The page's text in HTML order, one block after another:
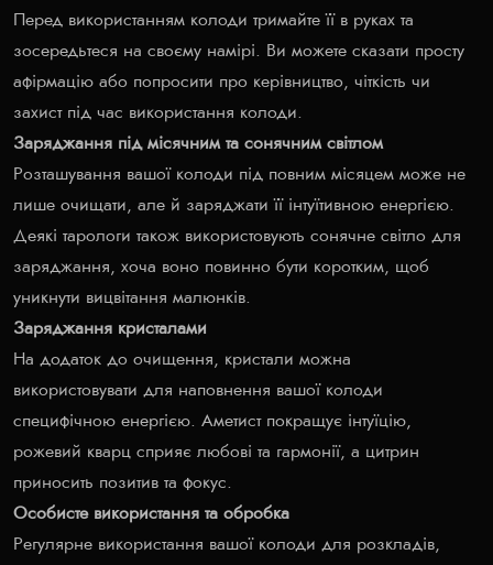
Перед використанням колоди тримайте її в руках та
зосередьтеся на своєму намірі. Ви можете сказати просту
афірмацію або попросити про керівництво, чіткість чи
захист під час використання колоди.
Заряджання під місячним та сонячним світлом
Розташування вашої колоди під повним місяцем може не
лише очищати, але й заряджати її інтуїтивною енергією.
Деякі тарологи також використовують сонячне світло для
заряджання, хоча воно повинно бути коротким, щоб
уникнути вицвітання малюнків.
Заряджання кристалами
На додаток до очищення, кристали можна
використовувати для наповнення вашої колоди
специфічною енергією. Аметист покращує інтуїцію,
рожевий кварц сприяє любові та гармонії, а цитрин
приносить позитив та фокус.
Особисте використання та обробка
Регулярне використання вашої колоди для розкладів,